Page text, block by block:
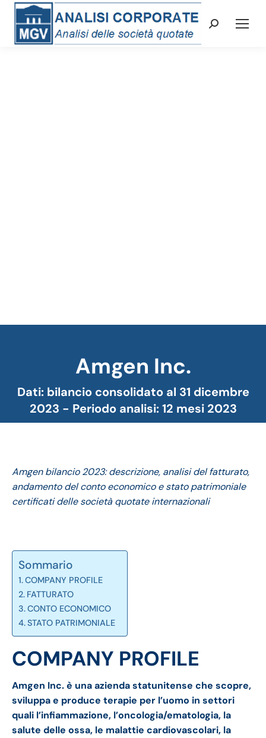
Cerca:
Amgen Inc.
Dati: bilancio consolidato al 31 dicembre
2023 - Periodo analisi: 12 mesi 2023
Tu sei qui:
Amgen bilancio 2023: descrizione, analisi del fatturato,
andamento del conto economico e stato patrimoniale
certificati delle società quotate internazionali
Sommario
COMPANY PROFILE
FATTURATO
CONTO ECONOMICO
STATO PATRIMONIALE
COMPANY PROFILE
Amgen Inc. è una azienda statunitense che scopre,
sviluppa e produce terapie per l’uomo in settori
quali l’infiammazione, l’oncologia/ematologia, la
salute delle ossa, le malattie cardiovascolari, la